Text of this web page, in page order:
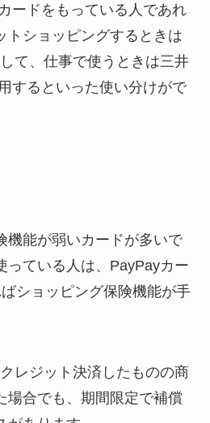
ードをもっている人であれ
トショッピングするときは
て、仕事で使うときは三井
するといった使い分けがで
機能が弱いカードが多いで
っている人は、PayPayカー
ショッピング保険機能が手
レジット決済したものの商
場合でも、期間限定で補償